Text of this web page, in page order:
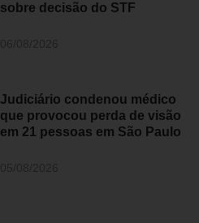
sobre decisão do STF
Judiciário condenou médico
que provocou perda de visão
em 21 pessoas em São Paulo